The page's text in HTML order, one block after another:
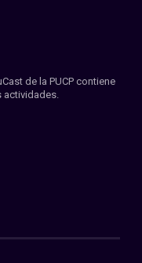
de la PUCP contiene